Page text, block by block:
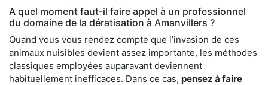
A quel moment faut-il faire appel à un professionnel
du domaine de la dératisation à Amanvillers ?
Quand vous vous rendez compte que l’invasion de ces
animaux nuisibles devient assez importante, les méthodes
classiques employées auparavant deviennent
habituellement inefficaces. Dans ce cas, pensez à faire